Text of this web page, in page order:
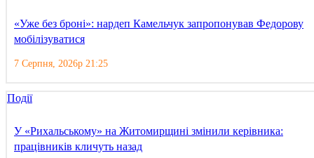
«Уже без броні»: нардеп Камельчук запропонував Федорову
мобілізуватися
7 Серпня, 2026р 21:25
Події
У «Рихальському» на Житомирщині змінили керівника:
працівників кличуть назад